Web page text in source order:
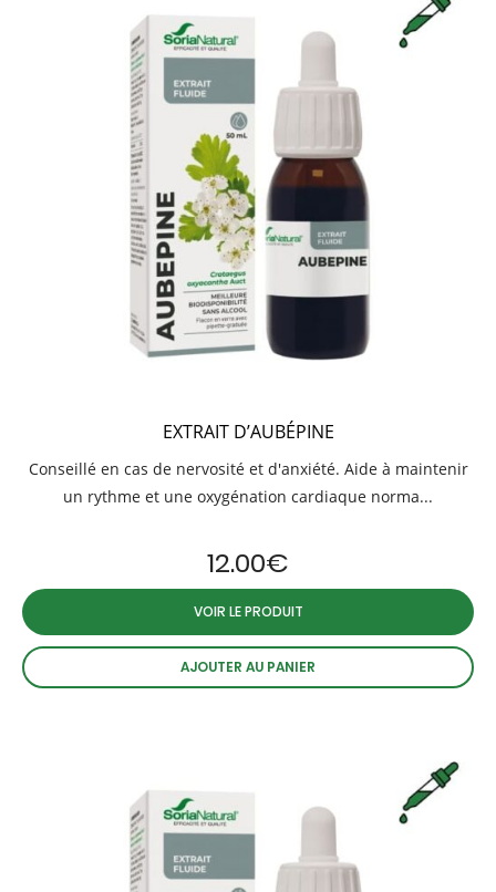
EXTRAIT D’AUBÉPINE
Conseillé en cas de nervosité et d'anxiété. Aide à maintenir
un rythme et une oxygénation cardiaque norma...
12.00€
VOIR LE PRODUIT
AJOUTER AU PANIER